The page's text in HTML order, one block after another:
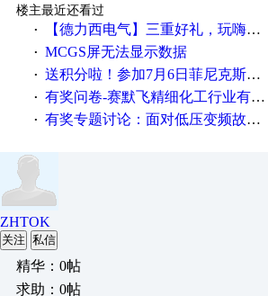
楼主最近还看过
·
【德力西电气】三重好礼，玩嗨夏日！
· MCGS屏无法显示数据
· 送积分啦！参加7月6日菲尼克斯在线研讨会即得
· 有奖问卷-赛默飞精细化工行业有奖调查来袭！
· 有奖专题讨论：面对低压变频故障，老手是这样解决的！
ZHTOK
关注 私信
精华：0帖
求助：0帖